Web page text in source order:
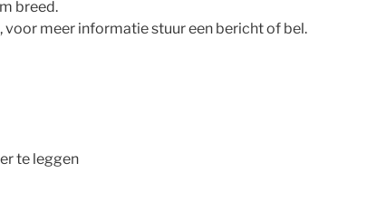
breed.
voor meer informatie stuur een bericht of bel.
te leggen